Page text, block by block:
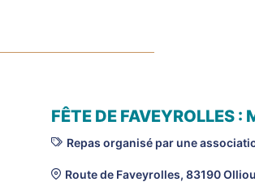
FÊTE DE FAVEYROLLES :
Repas organisé par une
Route de Faveyrolles, 83190